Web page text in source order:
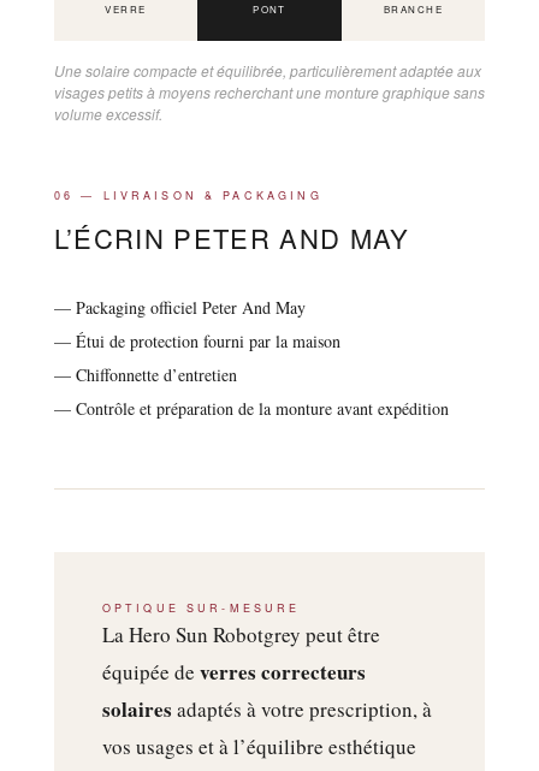
VERRE PONT BRANCHE
Une solaire compacte et équilibrée, particulièrement adaptée aux
visages petits à moyens recherchant une monture graphique sans
volume excessif.
06 — LIVRAISON & PACKAGING
L’ÉCRIN PETER AND MAY
— Packaging officiel Peter And May
— Étui de protection fourni par la maison
— Chiffonnette d’entretien
— Contrôle et préparation de la monture avant expédition
OPTIQUE SUR-MESURE
La Hero Sun Robotgrey peut être
équipée de verres correcteurs
solaires adaptés à votre prescription, à
vos usages et à l’équilibre esthétique